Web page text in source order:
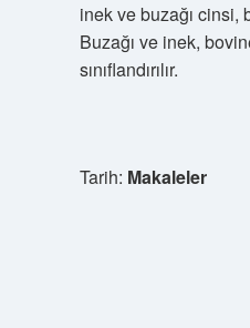
inek ve buzağı cinsi,
Buzağı ve inek,
sınıflandırılır.
Tarih: Makaleler